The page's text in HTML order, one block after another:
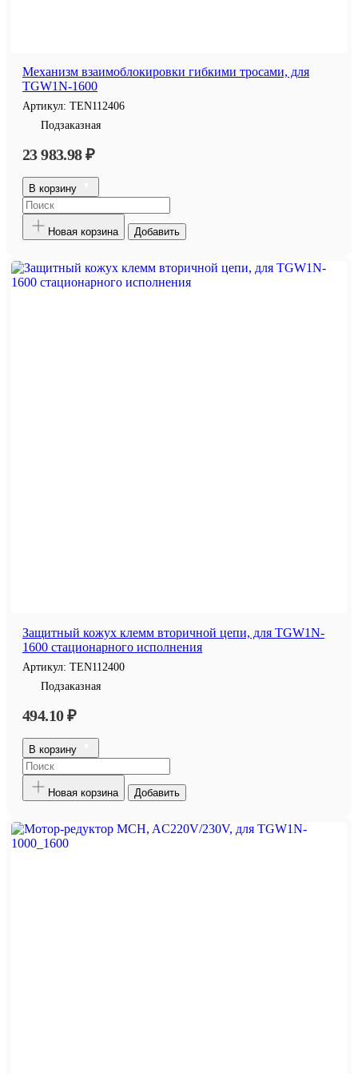
Механизм взаимоблокировки гибкими тросами, для
TGW1N-1600
Артикул: TEN112406
Подзаказная
23 983.98 ₽
В корзину
Новая корзина Добавить
Защитный кожух клемм вторичной цепи, для TGW1N-
1600 стационарного исполнения
Артикул: TEN112400
Подзаказная
494.10 ₽
В корзину
Новая корзина Добавить